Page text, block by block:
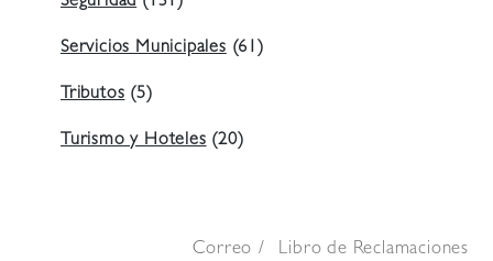
Servicios Municipales (61)
Tributos (5)
Turismo y Hoteles (20)
Correo Libro de Reclamaciones